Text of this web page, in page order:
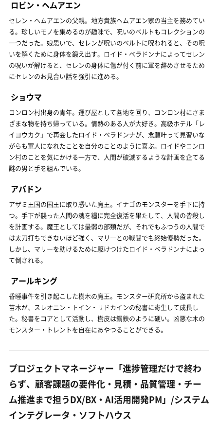
ロビン・ヘムアエン
セレン・ヘムアエンの父親。地方貴族ヘムアエン家の当主を務めてい
る。珍しいモノを集めるのが趣味で、呪いのベルトもコレクションの
一つだった。娘思いで、セレンが呪いのベルトに呪われると、その呪
いを解くために身体を鍛え出す。ロイド・ベラドンナによってセレン
の呪いが解けると、セレンの身体に傷が付く前に軍を辞めさせるため
にセレンのお見合い話を強引に進める。
ショウマ
コンロン村出身の青年。運び屋として各地を回り、コンロン村にさま
ざまな物を持ち帰っている。情熱のある人が大好き。高級ホテル「レ
イヨウカク」で再会したロイド・ベラドンナが、念願叶って見習いな
がらも軍人になれたことを自分のことのように喜ぶ。ロイドやコンロ
ン村のことを気にかける一方で、人間が破滅するような計画を企てる
謎の男と手を組んでいる。
アバドン
アザミ王国の国王に取り憑いた魔王。イナゴのモンスターを手下に持
つ。手下が襲った人間の魂を糧に完全復活を果たして、人間の皆殺し
を計画する。魔王としては最弱の部類だが、それでもふつうの人間で
は太刀打ちできないほど強く、マリーとの戦闘でも終始優勢だった。
しかし、マリーを助けるために駆けつけたロイド・ベラドンナによっ
て倒される。
アールキング
昏睡事件を引き起こした樹木の魔王。モンスター研究所から盗まれた
苗木が、スレオニン・トイン・リドカインの秘書に寄生して成長し
た。秘書をコアとして活動し、樹皮は鋼鉄のように硬い。凶悪な木の
モンスター・トレントを自在にあやつることができる。
プロジェクトマネージャー「進捗管理だけで終わ
らず、顧客課題の要件化・見積・品質管理・チー
ム推進まで担うDX/BX・AI活用開発PM」/システム
インテグレータ・ソフトハウス